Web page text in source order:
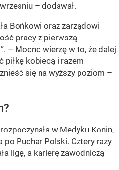
– dodawał.
Bońkowi oraz zarządowi
pracy z pierwszą
. – Mocno wierzę w to, że dalej
piłkę kobiecą i razem
się na wyższy poziom –
w Medyku Konin,
po Puchar Polski. Cztery razy
ligę, a karierę zawodniczą